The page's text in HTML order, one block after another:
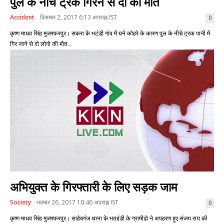
Accident दिसम्बर 2, 2017 6:13 अपराह्न IST 0
कृष्ण माधव सिंह मुजफ्फरपुर। सकरा के भटंडी गांव में घने कोहरे के कारण पुल के नीचे ट्रक पानी में
गिर जाने से दो लोगो की मौत...
अभियुक्त के गिरफ्तारी के लिए सड़क जाम
Society नवम्बर 26, 2017 10:46 अपराह्न IST 0
कृष्ण माधव सिंह मुजफ्फरपुर। साहेबगंज थाना के भतहंडी के ग्रामीढो ने अपहरण हुए संजय राय की